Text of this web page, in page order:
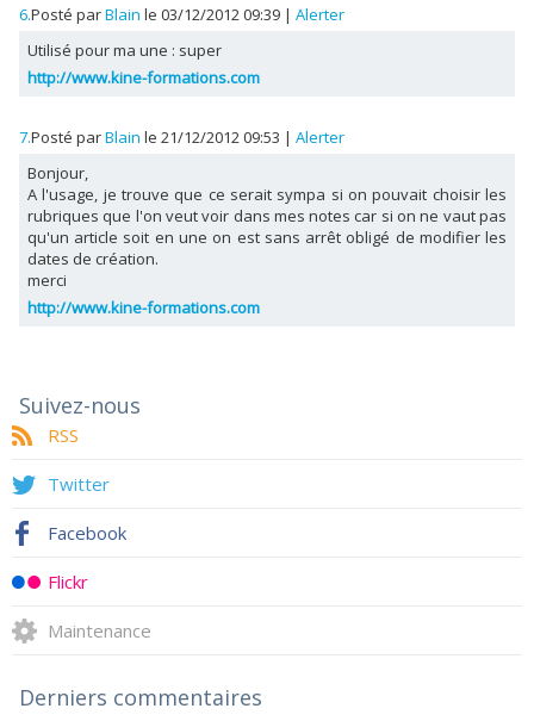
6.Posté parBlain le 03/12/2012 09:39 | Alerter
Utilisé pour ma une : super
http://www.kine-formations.com
7.Posté parBlain le 21/12/2012 09:53 | Alerter
Bonjour,
A l'usage, je trouve que ce serait sympa si on pouvait choisir les
rubriques que l'on veut voir dans mes notes car si on ne vaut pas
qu'un article soit en une on est sans arrêt obligé de modifier les
dates de création.
merci
http://www.kine-formations.com
Suivez-nous
RSS
Twitter
Facebook
Flickr
Maintenance
Derniers commentaires